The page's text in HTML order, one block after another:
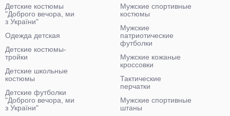
Детские костюмы
"Доброго вечора, ми
з України"
Одежда детская
Детские костюмы-
тройки
Детские школьные
костюмы
Детские футболки
"Доброго вечора, ми
з України"
Мужские спортивные
костюмы
Мужские
патриотические
футболки
Мужские кожаные
кроссовки
Тактические
перчатки
Мужские спортивные
штаны